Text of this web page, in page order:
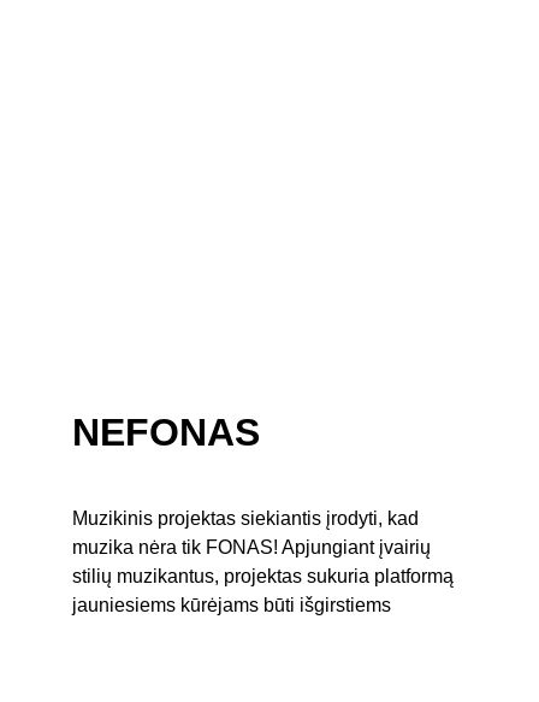
NEFONAS
Muzikinis projektas siekiantis įrodyti, kad
muzika nėra tik FONAS! Apjungiant įvairių
stilių muzikantus, projektas sukuria platformą
jauniesiems kūrėjams būti išgirstiems